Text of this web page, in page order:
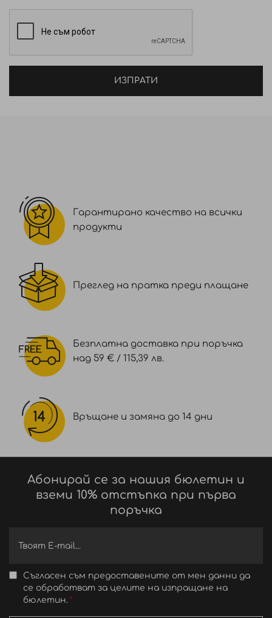
ИЗПРАТИ
Гарантирано качество на всички
продукти
Преглед на пратка преди плащане
Безплатна доставка при поръчка
над 59 € / 115,39 лв.
Връщане и замяна до 14 дни
Абонирай се за нашия бюлетин и
вземи 10% отстъпка при първа
поръчка
Съгласен съм предоставените от мен данни да
се обработват за целите на изпращане на
бюлетин.